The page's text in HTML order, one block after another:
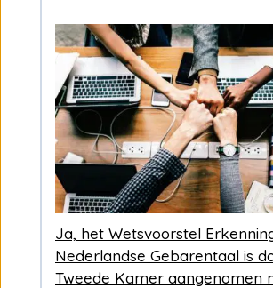
Ja, het Wetsvoorstel
Nederlandse Gebarentaal is
Tweede Kamer aangenomen